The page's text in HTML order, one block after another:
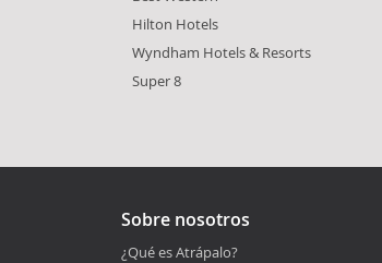
Hilton Hotels
Wyndham Hotels & Resorts
Super 8
Sobre nosotros
¿Qué es Atrápalo?